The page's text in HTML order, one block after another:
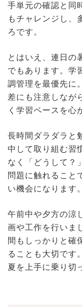
手単元の確認と同
もチャレンジし、
ろです。
とはいえ、連日の
でもあります。学
調管理を最優先に
差にも注意しなが
く学習ペースを心
長時間ダラダラと
中して取り組む習
なく「どうして？
問題に触れること
い機会になります。
午前中や夕方の涼
画や工作を行いま
間もしっかりと確
ることも大切です
夏を上手に乗り切